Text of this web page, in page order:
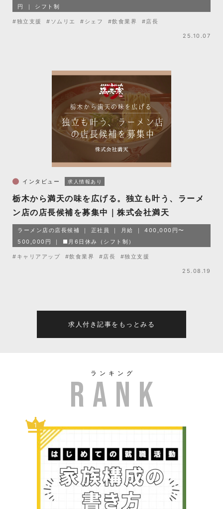
円 シフト制
#独立支援 #ソムリエ #シェフ #飲食業界 #店長
25.10.07
インタビュー 求人情報あり
栃木から満天の味を広げる。独立も叶う、ラーメ
ン店の店長候補を募集中｜株式会社満天
ラーメン店の店長候補 正社員 月給
400,000円〜
500,000円
■月6日休み（シフト制）
#キャリアアップ #飲食業界 #店長 #独立支援
25.08.19
求人付き記事をもっとみる
ランキング
1